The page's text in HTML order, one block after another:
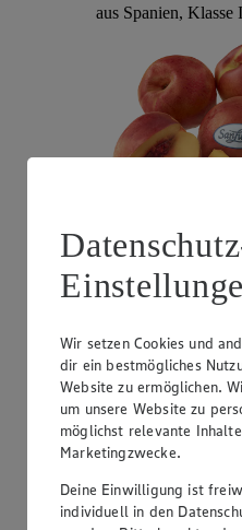
aus Spanien, Klasse
Angebot:
Festpreis von
aus Südafrika,
Wir setzen Cookies und
dir ein bestmögliches
Website zu ermöglichen.
um unsere Website zu
möglichst relevante
Marketingzwecke.
Deine Einwilligung ist
individuell in den